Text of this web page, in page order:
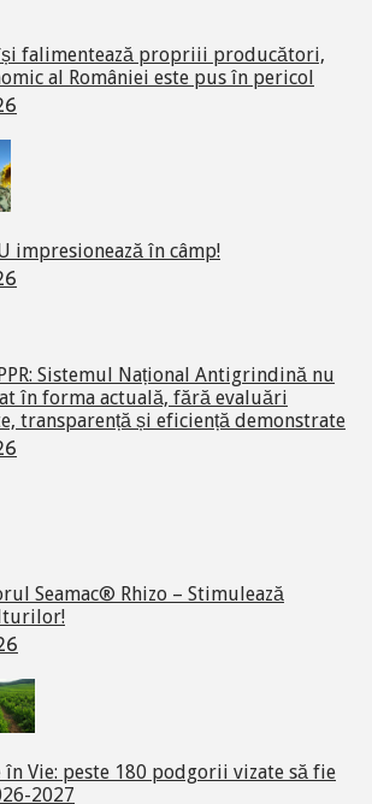
impresionează în câmp!
transparență și eficiență demonstrate
Seamac® Rhizo – Stimulează
în Vie: peste 180 podgorii vizate să fie